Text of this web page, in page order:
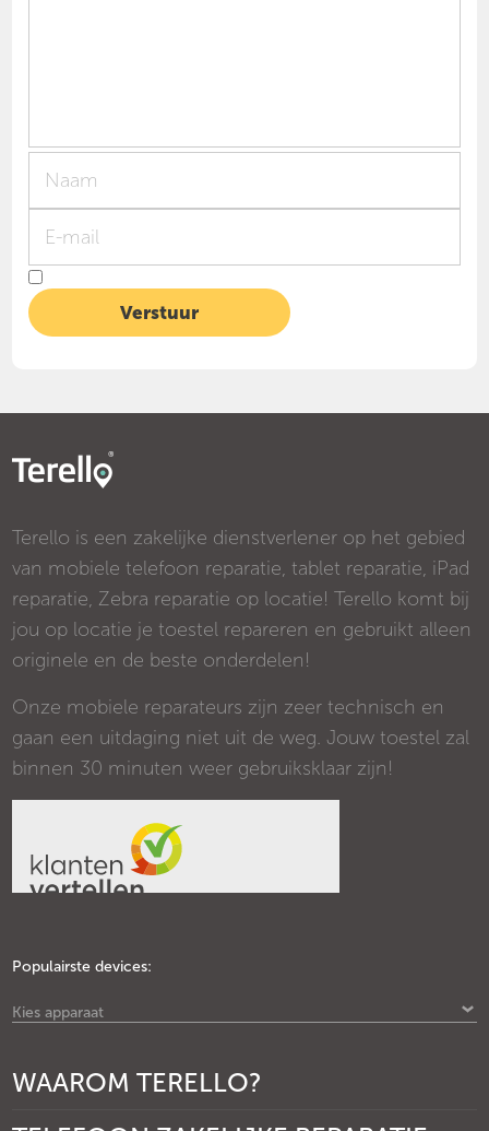
Terello is een zakelijke dienstverlener op het gebied
van mobiele telefoon reparatie, tablet reparatie, iPad
reparatie, Zebra reparatie op locatie! Terello komt bij
jou op locatie je toestel repareren en gebruikt alleen
originele en de beste onderdelen!
Onze mobiele reparateurs zijn zeer technisch en
gaan een uitdaging niet uit de weg. Jouw toestel zal
binnen 30 minuten weer gebruiksklaar zijn!
Populairste devices:
Kies apparaat
WAAROM TERELLO?